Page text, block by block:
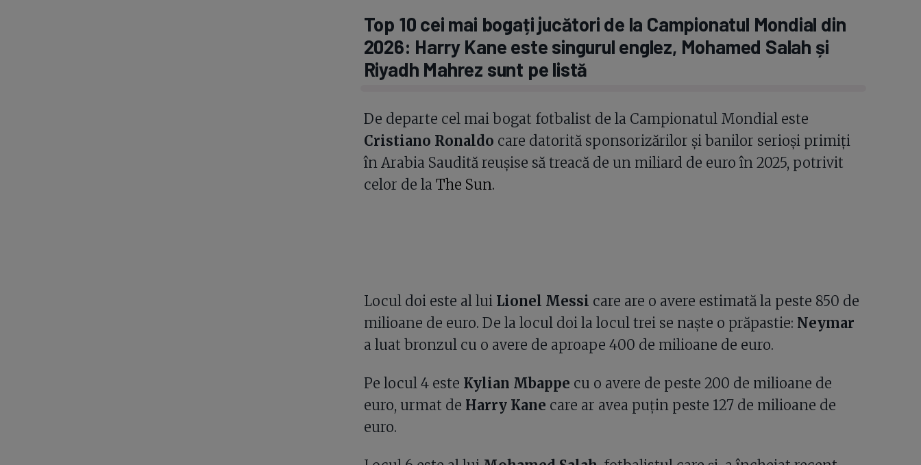
Top 10 cei mai bogați jucători de la Campionatul Mondial din
2026: Harry Kane este singurul englez, Mohamed Salah și
Riyadh Mahrez sunt pe listă
De departe cel mai bogat fotbalist de la Campionatul Mondial este
Cristiano Ronaldo care datorită sponsorizărilor și banilor serioși primiți
în Arabia Saudită reușise să treacă de un miliard de euro în 2025, potrivit
celor de la The Sun.
Locul doi este al lui Lionel Messi care are o avere estimată la peste 850 de
milioane de euro. De la locul doi la locul trei se naște o prăpastie: Neymar
a luat bronzul cu o avere de aproape 400 de milioane de euro.
Pe locul 4 este Kylian Mbappe cu o avere de peste 200 de milioane de
euro, urmat de Harry Kane care ar avea puțin peste 127 de milioane de
euro.